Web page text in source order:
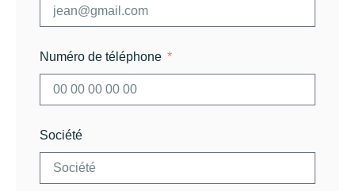
Numéro de téléphone
Société